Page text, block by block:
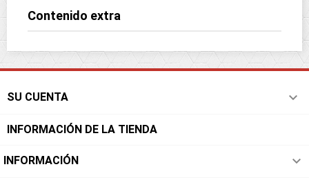
Contenido extra
SU CUENTA 
INFORMACIÓN DE LA TIENDA
INFORMACIÓN 